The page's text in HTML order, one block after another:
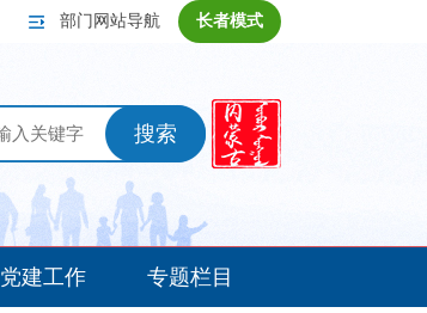
长者模式
部门网站导航
搜索
党建工作 专题栏目